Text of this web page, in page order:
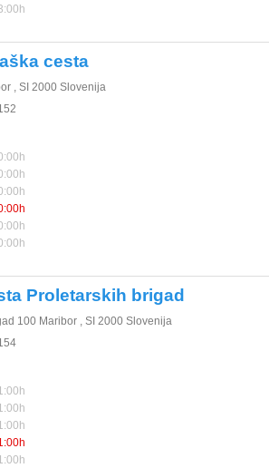
cesta
, SI 2000 Slovenija
Proletarskih brigad
100 Maribor , SI 2000 Slovenija